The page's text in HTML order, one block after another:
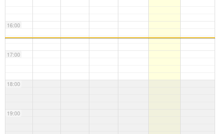
16:00
17:00
18:00
19:00